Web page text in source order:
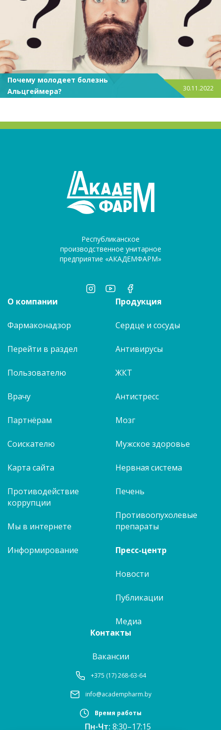
Почему молодеет болезнь
Альцгеймера?
30.11.2022
Республиканское
производственное унитарное
предприятие «АКАДЕМФАРМ»
О компании
Фармаконадзор
Перейти в раздел
Пользователю
Врачу
Партнёрам
Соискателю
Карта сайта
Противодействие
коррупции
Мы в интернете
Информирование
Продукция
Сердце и сосуды
Антивирусы
ЖКТ
Антистресс
Мозг
Мужское здоровье
Нервная система
Печень
Противоопухолевые
препараты
Пресс-центр
Новости
Публикации
Медиа
Контакты
Вакансии
+375 (17) 268-63-64
info@academpharm.by
Время работы
Пн-Чт: 8:30–17:15